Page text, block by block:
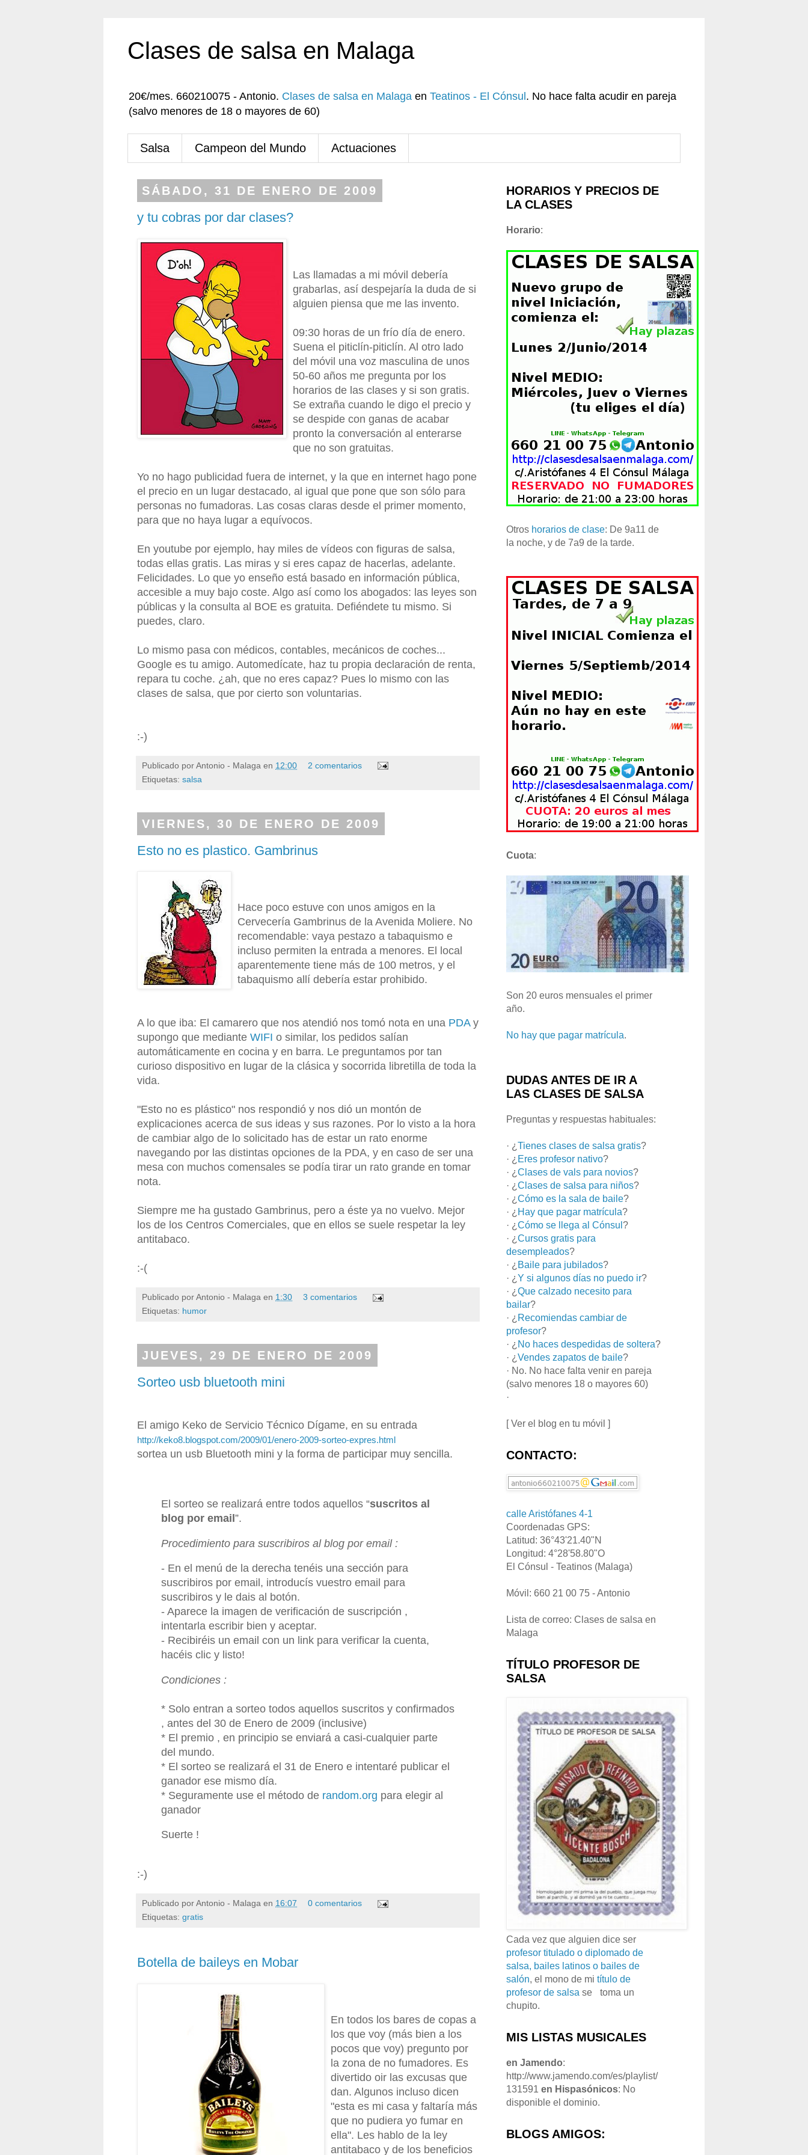
Clases de salsa en Malaga
20€/mes. 660210075 - Antonio. Clases de salsa en Malaga en Teatinos - El Cónsul . No hace falta acudir en pareja
(salvo menores de 18 o mayores de 60)
Salsa Campeon del Mundo Actuaciones
SÁBADO, 31 DE ENERO DE 2009
y tu cobras por dar clases?
Las llamadas a mi móvil debería
grabarlas, así despejaría la duda de si
alguien piensa que me las invento.
09:30 horas de un frío día de enero.
Suena el piticlín-piticlín. Al otro lado
del móvil una voz masculina de unos
50-60 años me pregunta por los
horarios de las clases y si son gratis.
Se extraña cuando le digo el precio y
se despide con ganas de acabar
pronto la conversación al enterarse
que no son gratuitas.
Yo no hago publicidad fuera de internet, y la que en internet hago pone
el precio en un lugar destacado, al igual que pone que son sólo para
personas no fumadoras. Las cosas claras desde el primer momento,
para que no haya lugar a equívocos.
En youtube por ejemplo, hay miles de vídeos con figuras de salsa,
todas ellas gratis. Las miras y si eres capaz de hacerlas, adelante.
Felicidades. Lo que yo enseño está basado en información pública,
accesible a muy bajo coste. Algo así como los abogados: las leyes son
públicas y la consulta al BOE es gratuita. Defiéndete tu mismo. Si
puedes, claro.
Lo mismo pasa con médicos, contables, mecánicos de coches...
Google es tu amigo. Automedícate, haz tu propia declaración de renta,
repara tu coche. ¿ah, que no eres capaz? Pues lo mismo con las
clases de salsa, que por cierto son voluntarias.
:-)
Publicado porAntonio - Malaga en 12:00
2 comentarios
Etiquetas: salsa
VIERNES, 30 DE ENERO DE 2009
Esto no es plastico. Gambrinus
Hace poco estuve con unos amigos en la
Cervecería Gambrinus de la Avenida Moliere. No
recomendable: vaya pestazo a tabaquismo e
incluso permiten la entrada a menores. El local
aparentemente tiene más de 100 metros, y el
tabaquismo allí debería estar prohibido.
A lo que iba: El camarero que nos atendió nos tomó nota en una PDAy
supongo que mediante WIFI o similar, los pedidos salían
automáticamente en cocina y en barra. Le preguntamos por tan
curioso dispositivo en lugar de la clásica y socorrida libretilla de toda la
vida.
"Esto no es plástico" nos respondió y nos dió un montón de
explicaciones acerca de sus ideas y sus razones. Por lo visto a la hora
de cambiar algo de lo solicitado has de estar un rato enorme
navegando por las distintas opciones de la PDA, y en caso de ser una
mesa con muchos comensales se podía tirar un rato grande en tomar
nota.
Siempre me ha gustado Gambrinus, pero a éste ya no vuelvo. Mejor
los de los Centros Comerciales, que en ellos se suele respetar la ley
antitabaco.
:-(
Publicado porAntonio - Malaga en 1:30
3 comentarios
Etiquetas: humor
JUEVES, 29 DE ENERO DE 2009
Sorteo usb bluetooth mini
El amigo Keko de Servicio Técnico Dígame, en su entrada
http://keko8.blogspot.com/2009/01/enero-2009-sorteo-expres.html
sortea un usb Bluetooth mini y la forma de participar muy sencilla.
El sorteo se realizará entre todos aquellos “suscritos al
blog por email”.
Procedimiento para suscribiros al blog por email :
- En el menú de la derecha tenéis una sección para
suscribiros por email, introducís vuestro email para
suscribiros y le dais al botón.
- Aparece la imagen de verificación de suscripción ,
intentarla escribir bien y aceptar.
- Recibiréis un email con un link para verificar la cuenta,
hacéis clic y listo!
Condiciones :
* Solo entran a sorteo todos aquellos suscritos y confirmados
, antes del 30 de Enero de 2009 (inclusive)
* El premio , en principio se enviará a casi-cualquier parte
del mundo.
* El sorteo se realizará el 31 de Enero e intentaré publicar el
ganador ese mismo día.
* Seguramente use el método de random.org para elegir al
ganador
Suerte !
:-)
Publicado porAntonio - Malaga en 16:07
0 comentarios
Etiquetas: gratis
Botella de baileys en Mobar
En todos los bares de copas a
los que voy (más bien a los
pocos que voy) pregunto por
la zona de no fumadores. Es
divertido oir las excusas que
dan. Algunos incluso dicen
"esta es mi casa y faltaría más
que no pudiera yo fumar en
ella". Les hablo de la ley
antitabaco y de los beneficios
HORARIOS Y PRECIOS DE
LA CLASES
Horario:
Otros horarios de clase: De 9a11 de
la noche, y de 7a9 de la tarde.
Cuota:
Son 20 euros mensuales el primer
año.
No hay que pagar matrícula.
DUDAS ANTES DE IR A
LAS CLASES DE SALSA
Preguntas y respuestas habituales:
· ¿ Tienes clases de salsa gratis?
· ¿ Eres profesor nativo?
· ¿ Clases de vals para novios?
· ¿ Clases de salsa para niños?
· ¿ Cómo es la sala de baile?
· ¿ Hay que pagar matrícula?
· ¿ Cómo se llega al Cónsul ?
· ¿ Cursos gratis para
desempleados?
· ¿ Baile para jubilados?
· ¿ Y si algunos días no puedo ir?
· ¿ Que calzado necesito para
bailar?
· ¿ Recomiendas cambiar de
profesor?
· ¿ No haces despedidas de soltera?
· ¿ Vendes zapatos de baile?
· No. No hace falta venir en pareja
(salvo menores 18 o mayores 60)
·
[ Ver el blog en tu móvil ]
CONTACTO:
calle Aristófanes 4-1
Coordenadas GPS:
Latitud: 36°43'21.40"N
Longitud: 4°28'58.80"O
El Cónsul - Teatinos (Malaga)
Móvil: 660 21 00 75 - Antonio
Lista de correo: Clases de salsa en
Malaga
TÍTULO PROFESOR DE
SALSA
Cada vez que alguien dice ser
profesor titulado o diplomado de
salsa, bailes latinos o bailes de
salón, el mono de mi título de
profesor de salsa se
toma un
chupito.
MIS LISTAS MUSICALES
en Jamendo:
http://www.jamendo.com/es/playlist/
131591 en Hispasónicos: No
disponible el dominio.
BLOGS AMIGOS: